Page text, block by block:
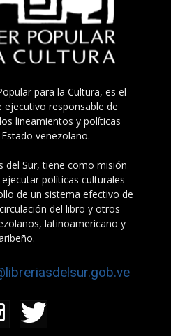
para la Cultura, es el
ejecutivo responsable de
lineamientos y políticas
venezolano.
del Sur, tiene como misión
políticas culturales
de un sistema efectivo de
del libro y otros
latinoamericano y